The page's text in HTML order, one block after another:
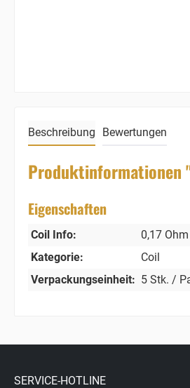
Beschreibung Bewertungen
Produktinformationen
Eigenschaften
Coil Info:
0,17 Ohm
Kategorie:
Coil
Verpackungseinheit: 5 Stk. /
SERVICE-HOTLINE